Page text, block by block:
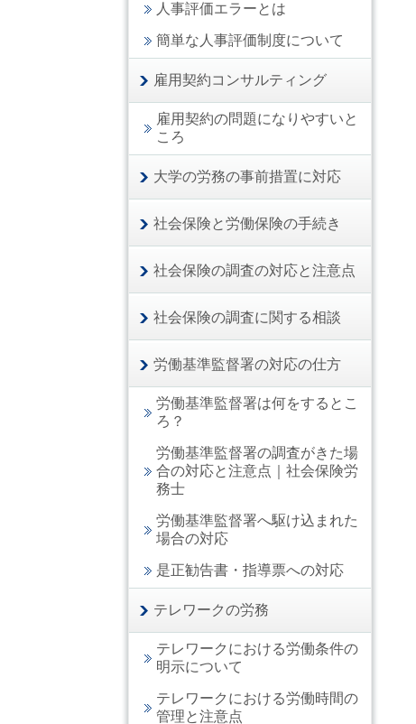
人事評価エラーとは
簡単な人事評価制度について
雇用契約コンサルティング
雇用契約の問題になりやすいと
ころ
大学の労務の事前措置に対応
社会保険と労働保険の手続き
社会保険の調査の対応と注意点
社会保険の調査に関する相談
労働基準監督署の対応の仕方
労働基準監督署は何をするとこ
ろ？
労働基準監督署の調査がきた場
合の対応と注意点｜社会保険労
務士
労働基準監督署へ駆け込まれた
場合の対応
是正勧告書・指導票への対応
テレワークの労務
テレワークにおける労働条件の
明示について
テレワークにおける労働時間の
管理と注意点